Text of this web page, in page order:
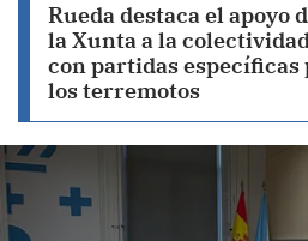
Rueda destaca el apoyo
la Xunta a la
con partidas específicas
los terremotos